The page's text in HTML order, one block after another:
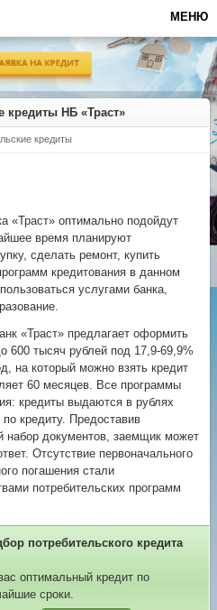
кредиты НБ «Траст»
кредиты
«Траст» оптимально подойдут
время планируют
сделать ремонт, купить
кредитования в данном
услугами банка,
«Траст» предлагает оформить
600 тысяч рублей под 17,9-69,9%
на который можно взять кредит
60 месяцев. Все программы
кредиты выдаются в рублях
кредиту. Предоставив
набор документов, заемщик может
Отсутствие первоначального
погашения стали
потребительских программ
потребительского кредита
оптимальный кредит по
сроки.
МЕНЮ